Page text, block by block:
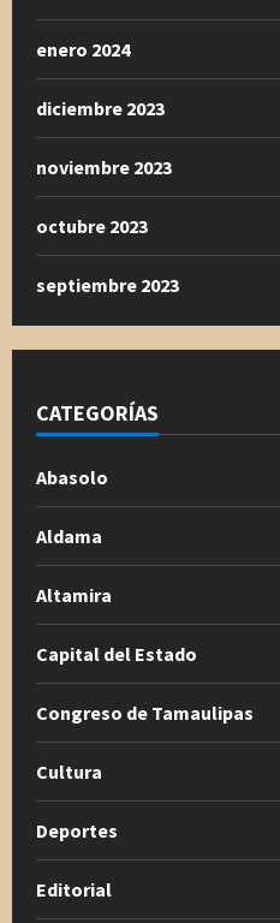
enero 2024
diciembre 2023
noviembre 2023
octubre 2023
septiembre 2023
CATEGORÍAS
Abasolo
Aldama
Altamira
Capital del Estado
Congreso de Tamaulipas
Cultura
Deportes
Editorial